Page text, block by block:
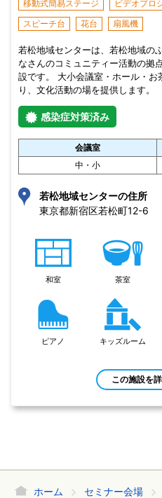
移動式簡易ステージ
ビデオプロ
スピーチ台
花台 扇風機
若松地域センターは、若松地域の
なさんのコミュニティー活動の拠
設です。 大小会議室・ホール・お
り、文化活動の場を提供します。
感染症対策済み
会議室
中・小
若松地域センターの住所
東京都新宿区若松町12-6
和室 茶室
ピアノ キッズルーム
この施設を
ホーム セミナー会場